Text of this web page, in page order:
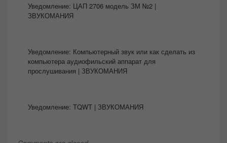
Уведомление: ЦАП 2706 модель ЗМ №2 |
ЗВУКОМАНИЯ
Уведомление: Компьютерный звук или как сделать из
компьютера аудиофильский аппарат для
прослушивания | ЗВУКОМАНИЯ
Уведомление: TQWT | ЗВУКОМАНИЯ